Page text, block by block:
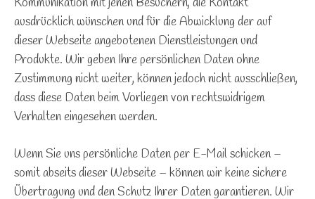
Kommunikation mit jenen Besuchern, die Kontakt
ausdrücklich wünschen und für die Abwicklung der auf
dieser Webseite angebotenen Dienstleistungen und
Produkte. Wir geben Ihre persönlichen Daten ohne
Zustimmung nicht weiter, können jedoch nicht ausschließen,
dass diese Daten beim Vorliegen von rechtswidrigem
Verhalten eingesehen werden.
Wenn Sie uns persönliche Daten per E-Mail schicken –
somit abseits dieser Webseite – können wir keine sichere
Übertragung und den Schutz Ihrer Daten garantieren. Wir